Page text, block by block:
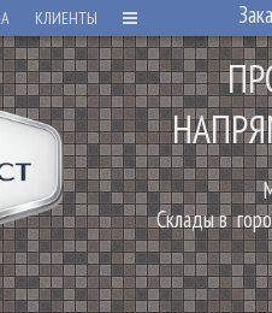
КЛИЕНТЫ
Склады в